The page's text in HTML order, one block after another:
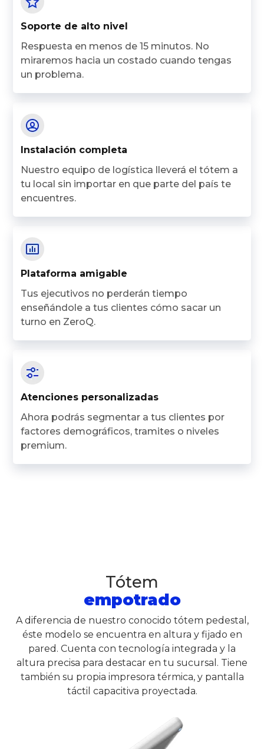
Soporte de alto nivel
Respuesta en menos de 15 minutos. No
miraremos hacia un costado cuando tengas
un problema.
Instalación completa
Nuestro equipo de logística lleverá el tótem a
tu local sin importar en que parte del país te
encuentres.
Plataforma amigable
Tus ejecutivos no perderán tiempo
enseñándole a tus clientes cómo sacar un
turno en ZeroQ.
Atenciones personalizadas
Ahora podrás segmentar a tus clientes por
factores demográficos, tramites o niveles
premium.
Tótem
empotrado
A diferencia de nuestro conocido tótem pedestal,
éste modelo se encuentra en altura y fijado en
pared. Cuenta con tecnología integrada y la
altura precisa para destacar en tu sucursal. Tiene
también su propia impresora térmica, y pantalla
táctil capacitiva proyectada.